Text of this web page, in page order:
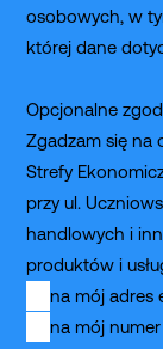
osobowych, w
której dane
Opcjonalne
Zgadzam się na
Strefy
przy ul.
handlowych i
produktów i
na mój adres
na mój